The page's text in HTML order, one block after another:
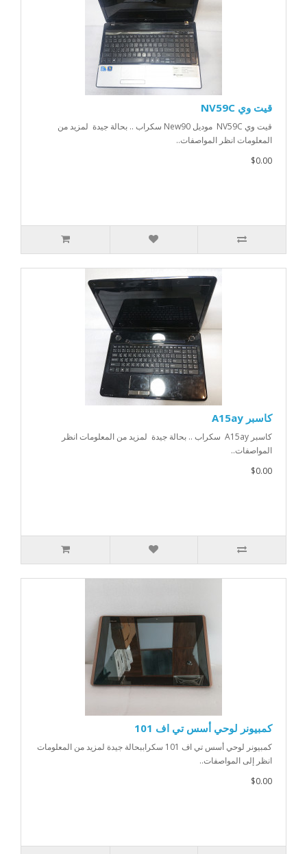
قيت وي NV59C
قيت وي NV59C موديل New90 سكراب .. بحالة جيدة لمزيد من
المعلومات انظر المواصفات..
$0.00
كاسبر A15ay
كاسبر A15ay سكراب .. بحالة جيدة لمزيد من المعلومات انظر
المواصفات..
$0.00
كمبيونر لوحي أسس تي اف 101
كمبيونر لوحي أسس تي اف 101 سكراببحالة جيدة لمزيد من المعلومات
انظر إلى المواصفات..
$0.00